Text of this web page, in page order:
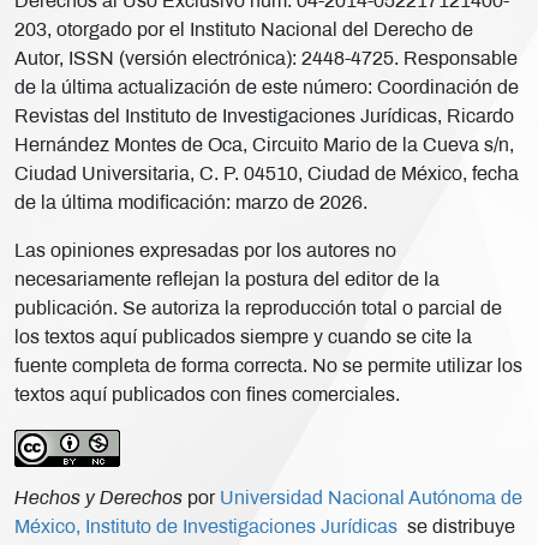
203, otorgado por el Instituto Nacional del Derecho de
Autor, ISSN (versión electrónica): 2448-4725. Responsable
de la última actualización de este número: Coordinación de
Revistas del Instituto de Investigaciones Jurídicas, Ricardo
Hernández Montes de Oca, Circuito Mario de la Cueva s/n,
Ciudad Universitaria, C. P. 04510, Ciudad de México, fecha
de la última modificación: marzo de 2026.
Las opiniones expresadas por los autores no
necesariamente reflejan la postura del editor de la
publicación. Se autoriza la reproducción total o parcial de
los textos aquí publicados siempre y cuando se cite la
fuente completa de forma correcta. No se permite utilizar los
textos aquí publicados con fines comerciales.
Hechos y Derechos por Universidad Nacional Autónoma de
México, Instituto de Investigaciones Jurídicas se distribuye